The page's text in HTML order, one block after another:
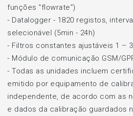
funções "flowrate")
- Datalogger - 1820 registos,
selecionável (5min - 24h)
- Filtros constantes ajustáveis 1 –
- Módulo de comunicação GSM/
- Todas as unidades incluem
emitido por equipamento de
independente, de acordo com as
e dados da calibração guardados